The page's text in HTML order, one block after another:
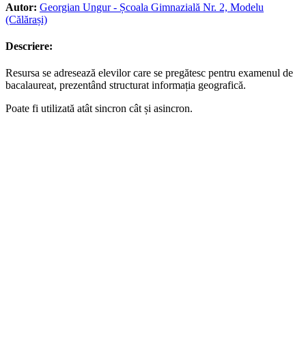
Autor: Georgian Ungur - Școala Gimnazială Nr. 2, Modelu
(Călărași)
Descriere:
Resursa se adresează elevilor care se pregătesc pentru examenul de
bacalaureat, prezentând structurat informația geografică.
Poate fi utilizată atât sincron cât și asincron.